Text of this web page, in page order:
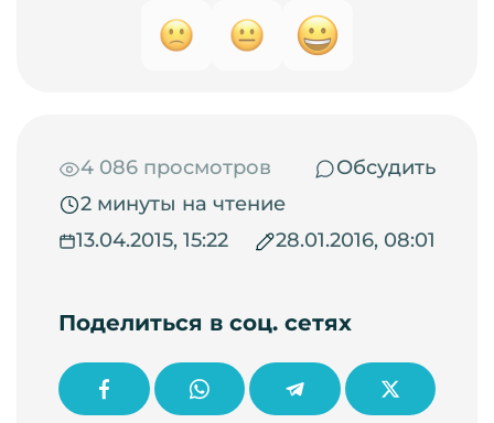
4 086 просмотров
Обсудить
2 минуты на чтение
13.04.2015, 15:22
28.01.2016, 08:01
Поделиться в соц. сетях